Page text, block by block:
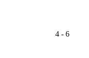
4 - 6